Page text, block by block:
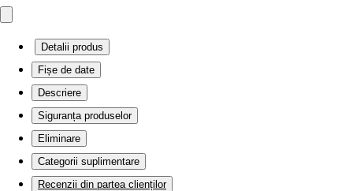
Detalii produs
Fișe de date
Descriere
Siguranța produselor
Eliminare
Categorii suplimentare
Recenzii din partea clienților